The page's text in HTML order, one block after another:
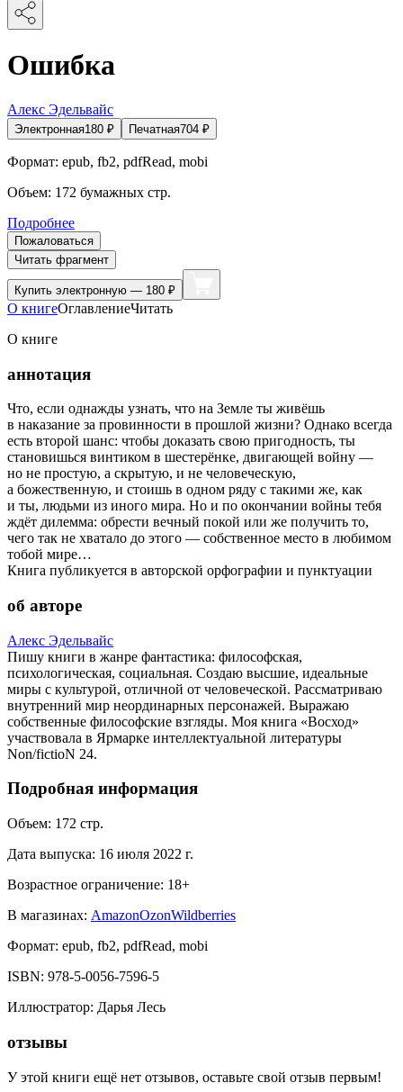
Ошибка
Алекс Эдельвайс
Электронная180 ₽ Печатная704 ₽
Формат: epub, fb2, pdfRead, mobi
Объем: 172 бумажных стр.
Подробнее
Пожаловаться
Читать фрагмент
Купить электронную — 180 ₽
О книгеОглавлениеЧитать
О книге
аннотация
Что, если однажды узнать, что на Земле ты живёшь
в наказание за провинности в прошлой жизни? Однако всегда
есть второй шанс: чтобы доказать свою пригодность, ты
становишься винтиком в шестерёнке, двигающей войну —
но не простую, а скрытую, и не человеческую,
а божественную, и стоишь в одном ряду с такими же, как
и ты, людьми из иного мира. Но и по окончании войны тебя
ждёт дилемма: обрести вечный покой или же получить то,
чего так не хватало до этого — собственное место в любимом
тобой мире…
Книга публикуется в авторской орфографии и пунктуации
об авторе
Алекс Эдельвайс
Пишу книги в жанре фантастика: философская,
психологическая, социальная. Создаю высшие, идеальные
миры с культурой, отличной от человеческой. Рассматриваю
внутренний мир неординарных персонажей. Выражаю
собственные философские взгляды. Моя книга «Восход»
участвовала в Ярмарке интеллектуальной литературы
Non/fictioN 24.
Подробная информация
Объем: 172 стр.
Дата выпуска: 16 июля 2022 г.
Возрастное ограничение: 18+
В магазинах: AmazonOzonWildberries
Формат: epub, fb2, pdfRead, mobi
ISBN: 978-5-0056-7596-5
Иллюстратор: Дарья Лесь
отзывы
У этой книги ещё нет отзывов, оставьте свой отзыв первым!